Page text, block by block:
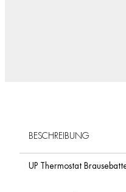
BESCHREIBUNG
UP Thermostat